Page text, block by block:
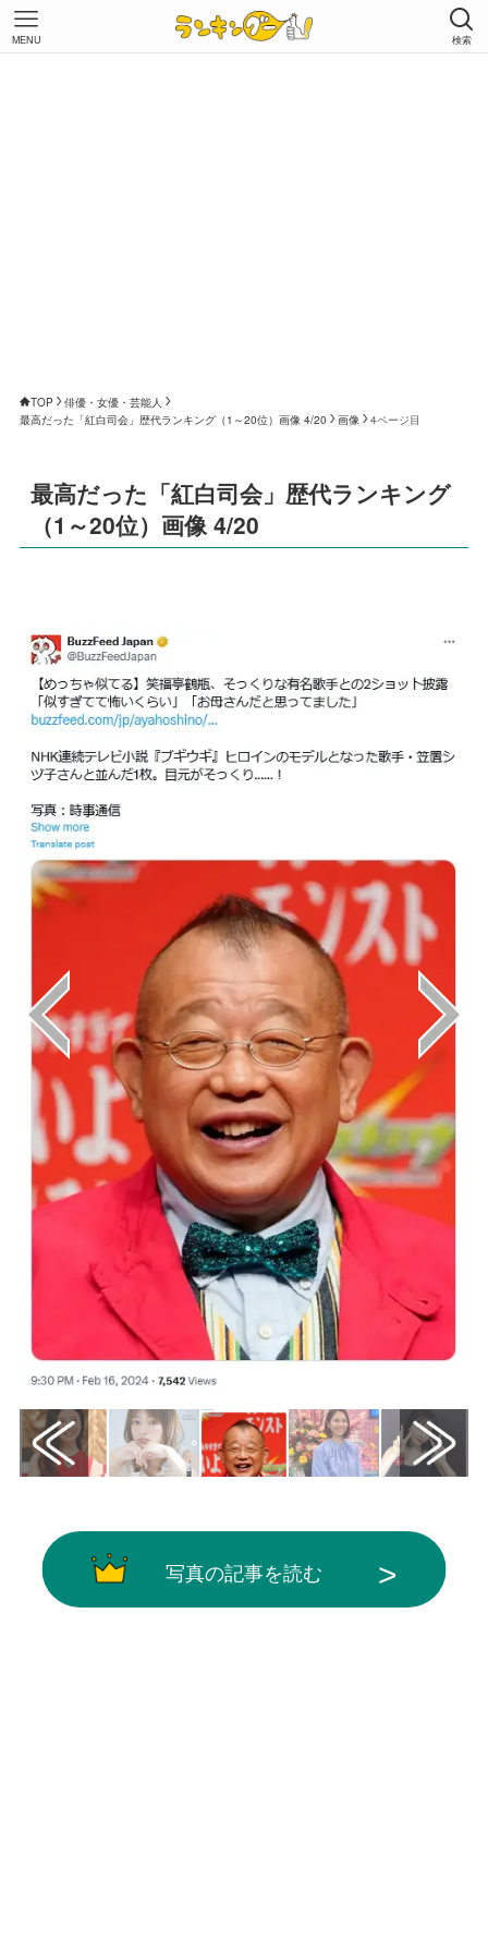
検索
MENU
TOP
俳優・女優・芸能人
最高だった「紅白司会」歴代ランキング（1～20位）画像 4/20
画像 4ページ目
最高だった「紅白司会」歴代ランキング
（1～20位）画像 4/20
写真の記事を読む